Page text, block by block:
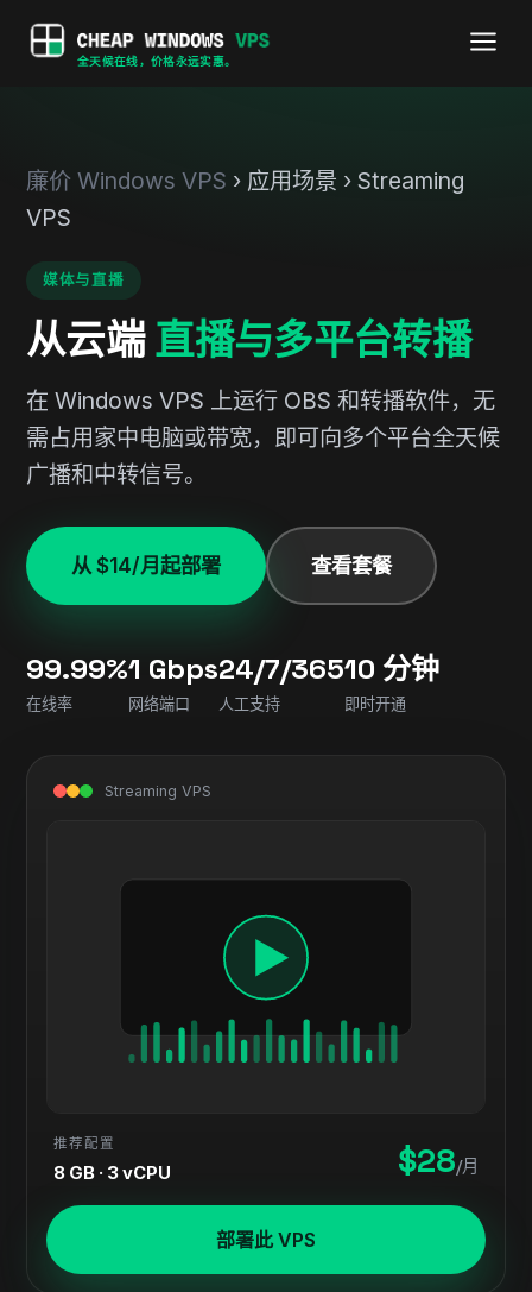
全天候在线，价格永远实惠。
廉价 Windows VPS › 应用场景 › Streaming
VPS
媒体与直播
从云端直播与多平台转播
在 Windows VPS 上运行 OBS 和转播软件，无
需占用家中电脑或带宽，即可向多个平台全天候
广播和中转信号。
从 $14/月起部署 查看套餐
99.99%
在线率
1 Gbps
网络端口
24/7/365
人工支持
10 分钟
即时开通
Streaming VPS
推荐配置
8 GB · 3 vCPU $28/月
部署此 VPS